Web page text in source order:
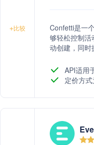
+比较
Confetti是一
够轻松控制
动创建，同
API适用
定价方